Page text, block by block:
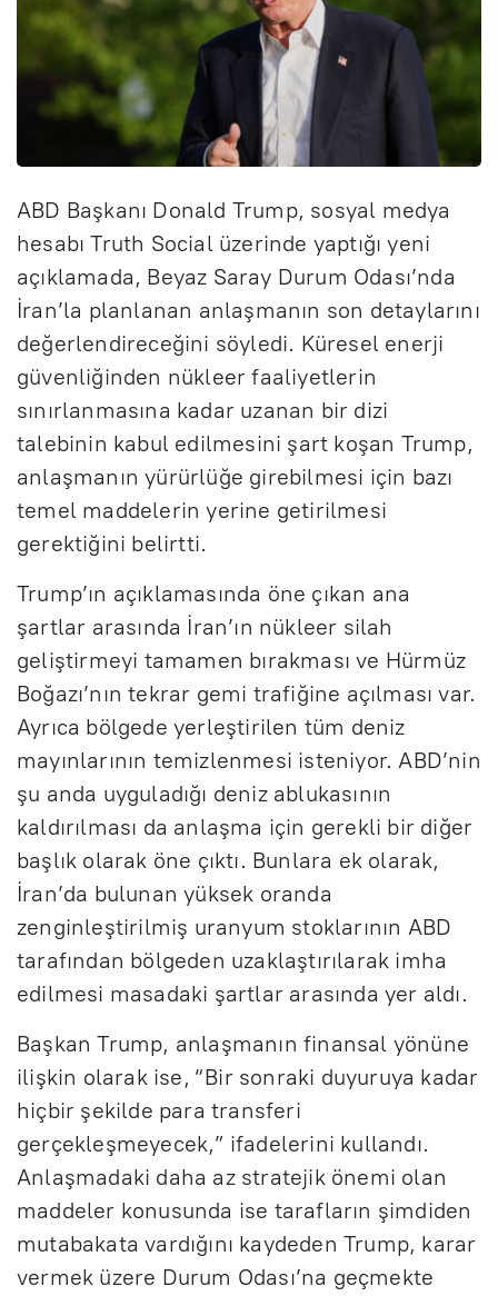
ABD Başkanı Donald Trump, sosyal medya
hesabı Truth Social üzerinde yaptığı yeni
açıklamada, Beyaz Saray Durum Odası’nda
İran’la planlanan anlaşmanın son detaylarını
değerlendireceğini söyledi. Küresel enerji
güvenliğinden nükleer faaliyetlerin
sınırlanmasına kadar uzanan bir dizi
talebinin kabul edilmesini şart koşan Trump,
anlaşmanın yürürlüğe girebilmesi için bazı
temel maddelerin yerine getirilmesi
gerektiğini belirtti.
Trump’ın açıklamasında öne çıkan ana
şartlar arasında İran’ın nükleer silah
geliştirmeyi tamamen bırakması ve Hürmüz
Boğazı’nın tekrar gemi trafiğine açılması var.
Ayrıca bölgede yerleştirilen tüm deniz
mayınlarının temizlenmesi isteniyor. ABD’nin
şu anda uyguladığı deniz ablukasının
kaldırılması da anlaşma için gerekli bir diğer
başlık olarak öne çıktı. Bunlara ek olarak,
İran’da bulunan yüksek oranda
zenginleştirilmiş uranyum stoklarının ABD
tarafından bölgeden uzaklaştırılarak imha
edilmesi masadaki şartlar arasında yer aldı.
Başkan Trump, anlaşmanın finansal yönüne
ilişkin olarak ise, “Bir sonraki duyuruya kadar
hiçbir şekilde para transferi
gerçekleşmeyecek,” ifadelerini kullandı.
Anlaşmadaki daha az stratejik önemi olan
maddeler konusunda ise tarafların şimdiden
mutabakata vardığını kaydeden Trump, karar
vermek üzere Durum Odası’na geçmekte